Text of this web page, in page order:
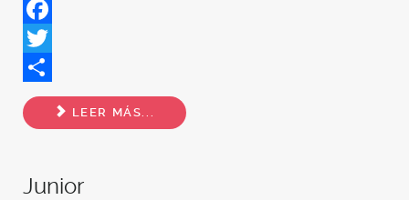
Facebook
Twitter
Share
LEER MÁS...
Junior